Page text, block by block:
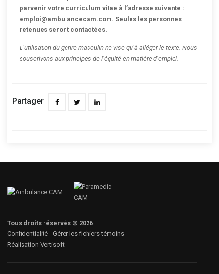
parvenir votre curriculum vitae à l’adresse suivante :
emploi@ambulancecam.com. Seules les personnes
retenues seront contactées.
L’utilisation du genre masculin ne vise qu’à alléger le texte. Nous
souscrivons aux principes de l’équité en matière d’emploi.
Partager
Tous droits réservés © 2026
Confidentialité - Gérer les fichiers témoins
Réalisation Vertisoft